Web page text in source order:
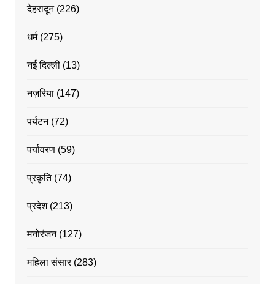
देहरादून(226)
धर्म(275)
नई दिल्ली(13)
नज़रिया(147)
पर्यटन(72)
पर्यावरण(59)
प्रकृति(74)
प्रदेश(213)
मनोरंजन(127)
महिला संसार(283)